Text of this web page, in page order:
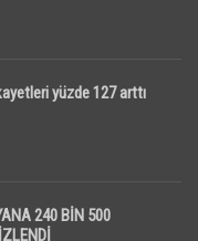
yüzde 127 arttı
240 BİN 500